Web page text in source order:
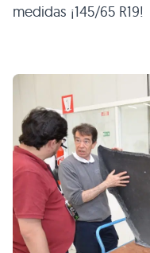
medidas ¡145/65 R19!